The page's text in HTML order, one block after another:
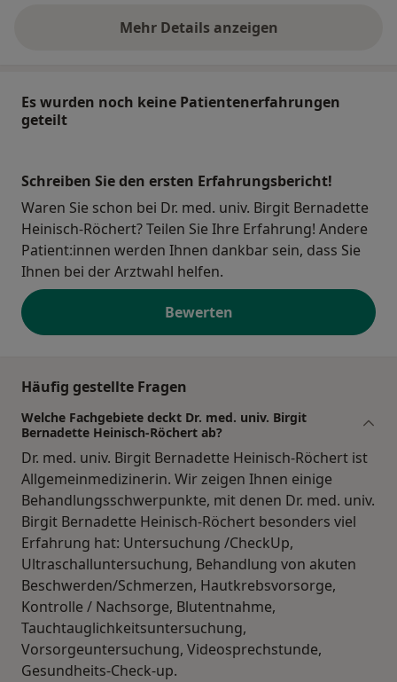
Mehr Details anzeigen
über die Adresse
Es wurden noch keine Patientenerfahrungen
geteilt
Schreiben Sie den ersten Erfahrungsbericht!
Waren Sie schon bei Dr. med. univ. Birgit Bernadette
Heinisch-Röchert? Teilen Sie Ihre Erfahrung! Andere
Patient:innen werden Ihnen dankbar sein, dass Sie
Ihnen bei der Arztwahl helfen.
Bewerten
Häufig gestellte Fragen
Welche Fachgebiete deckt Dr. med. univ. Birgit
Bernadette Heinisch-Röchert ab?
Dr. med. univ. Birgit Bernadette Heinisch-Röchert ist
Allgemeinmedizinerin. Wir zeigen Ihnen einige
Behandlungsschwerpunkte, mit denen Dr. med. univ.
Birgit Bernadette Heinisch-Röchert besonders viel
Erfahrung hat: Untersuchung /CheckUp,
Ultraschalluntersuchung, Behandlung von akuten
Beschwerden/Schmerzen, Hautkrebsvorsorge,
Kontrolle / Nachsorge, Blutentnahme,
Tauchtauglichkeitsuntersuchung,
Vorsorgeuntersuchung, Videosprechstunde,
Gesundheits-Check-up.